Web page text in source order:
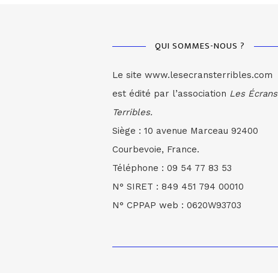
QUI SOMMES-NOUS ?
Le site www.lesecransterribles.com
est édité par l’association Les Écrans
Terribles.
Siège : 10 avenue Marceau 92400
Courbevoie, France.
Téléphone : 09 54 77 83 53
N° SIRET : 849 451 794 00010
N° CPPAP web : 0620W93703